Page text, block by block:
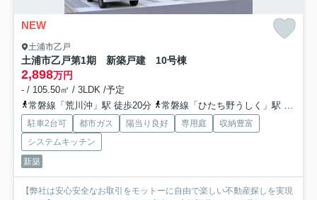
NEW
土浦市乙戸
土浦市乙戸第1期 新築戸建 10号棟
2,898万円
- / 105.50㎡ / 3LDK /予定
常磐線「荒川沖」駅 徒歩20分
常磐線「ひたち野うしく」駅 徒歩58分
駐車2台可 都市ガス 陽当り良好 専用庭
収納豊富
システムキッチン
新築
【弊社は安心安全なお取引をモットーに自由で楽しい不動産探しを実現